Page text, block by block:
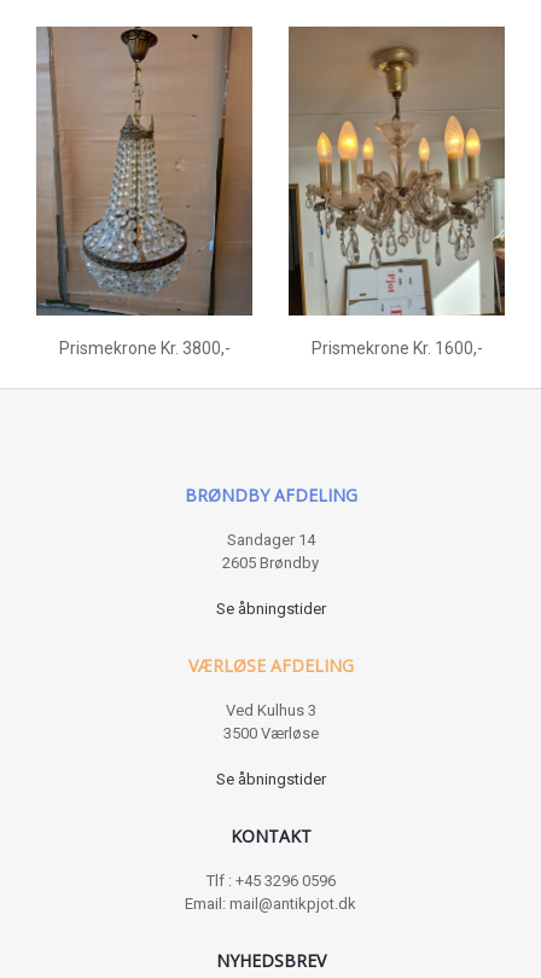
Prismekrone Kr. 3800,- Prismekrone Kr. 1600,-
BRØNDBY AFDELING
Sandager 14
2605 Brøndby
Se åbningstider
VÆRLØSE AFDELING
Ved Kulhus 3
3500 Værløse
Se åbningstider
KONTAKT
Tlf : +45 3296 0596
Email: mail@antikpjot.dk
NYHEDSBREV